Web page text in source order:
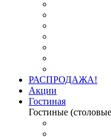
РАСПРОДАЖА!
Акции
Гостиная
Гостиные